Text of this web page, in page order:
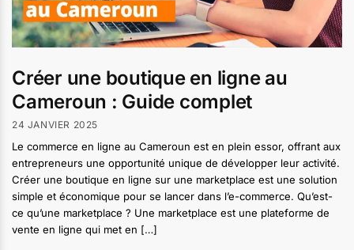
Créer une boutique en ligne au
Cameroun : Guide complet
24 JANVIER 2025
Le commerce en ligne au Cameroun est en plein essor, offrant aux
entrepreneurs une opportunité unique de développer leur activité.
Créer une boutique en ligne sur une marketplace est une solution
simple et économique pour se lancer dans l’e-commerce. Qu’est-
ce qu’une marketplace ? Une marketplace est une plateforme de
vente en ligne qui met en […]